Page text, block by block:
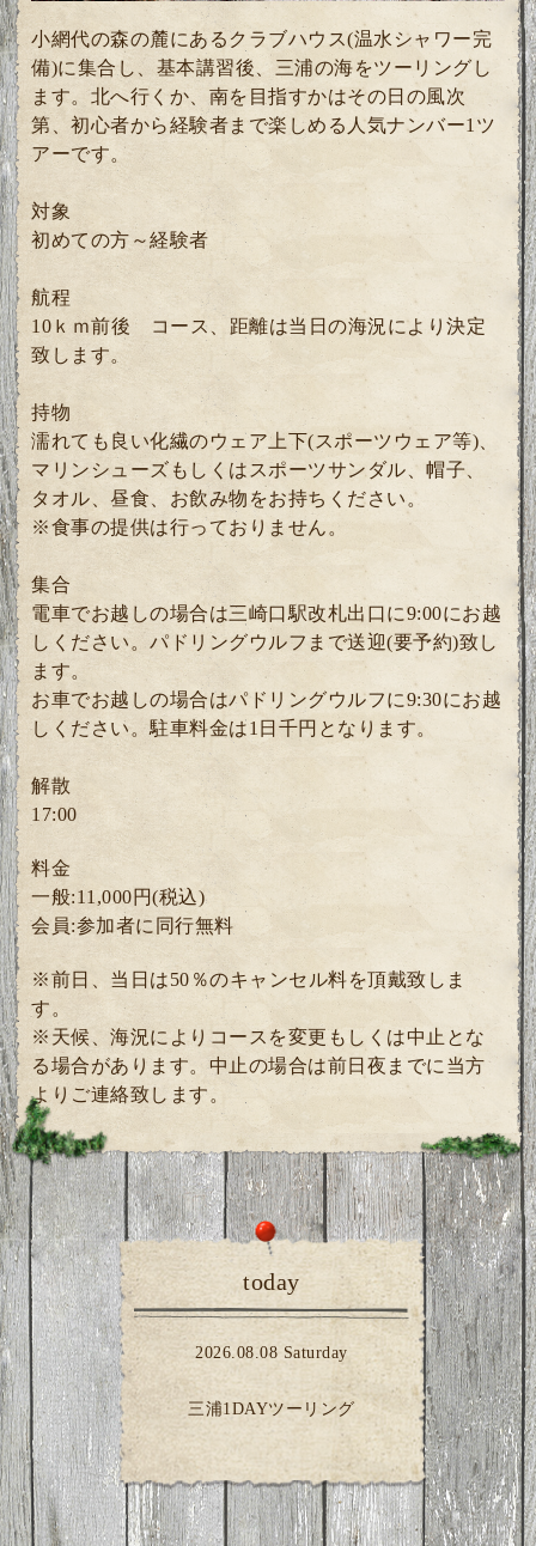
小網代の森の麓にあるクラブハウス(温水シャワー完
備)に集合し、基本講習後、三浦の海をツーリングし
ます。北へ行くか、南を目指すかはその日の風次
第、初心者から経験者まで楽しめる人気ナンバー1ツ
アーです。
対象
初めての方～経験者
航程
10ｋｍ前後 コース、距離は当日の海況により決定
致します。
持物
濡れても良い化繊のウェア上下(スポーツウェア等)、
マリンシューズもしくはスポーツサンダル、帽子、
タオル、昼食、お飲み物をお持ちください。
※食事の提供は行っておりません。
集合
電車でお越しの場合は三崎口駅改札出口に9:00にお越
しください。パドリングウルフまで送迎(要予約)致し
ます。
お車でお越しの場合はパドリングウルフに9:30にお越
しください。駐車料金は1日千円となります。
解散
17:00
料金
一般:11,000円(税込)
会員:参加者に同行無料
※前日、当日は50％のキャンセル料を頂戴致しま
す。
※天候、海況によりコースを変更もしくは中止とな
る場合があります。中止の場合は前日夜までに当方
よりご連絡致します。
today
2026.08.08 Saturday
三浦1DAYツーリング